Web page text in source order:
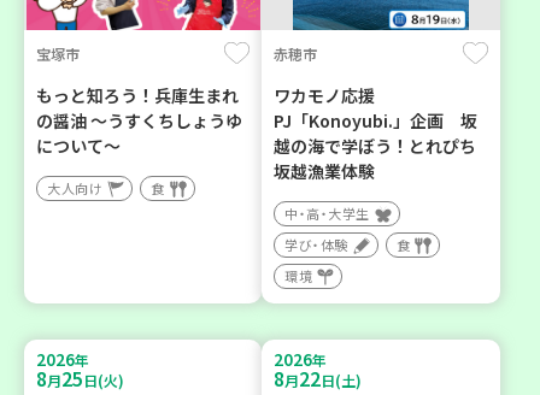
宝塚市
もっと知ろう！兵庫生まれ
の醤油 ～うすくちしょうゆ
について～
大人向け 食
赤穂市
ワカモノ応援
PJ「Konoyubi.」企画 坂
越の海で学ぼう！とれぴち
坂越漁業体験
中・高・大学生
学び・体験
食
環境
2026年
8月25日(火)
2026年
8月22日(土)